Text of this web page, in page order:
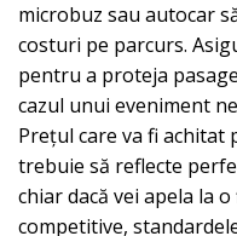
microbuz sau autocar
costuri pe parcurs.
pentru a proteja
cazul unui eveniment
Prețul care va fi achitat
trebuie să reflecte
chiar dacă vei apela la
competitive,